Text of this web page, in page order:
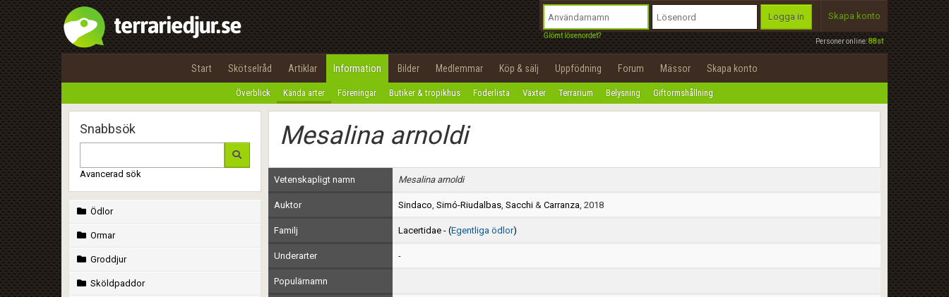
Personer online:88st
Logga in
Glömt lösenordet?
Skapa konto
Start Skötselråd Artiklar Information Bilder Medlemmar Köp & sälj Uppfödning Forum Mässor Skapa konto
Överblick Kända arter Föreningar Butiker & tropikhus Foderlista Växter Terrarium Belysning Giftormshållning
Snabbsök
Avancerad sök
Ödlor
Ormar
Groddjur
Sköldpaddor
Mesalina arnoldi
Vetenskapligt namn Mesalina arnoldi
Auktor Sindaco, Simó-Riudalbas, Sacchi& Carranza, 2018
Familj Lacertidae - (Egentliga ödlor)
Underarter -
Populärnamn
Utför
100%
OK
integritetspolicy
Namn:
Epost:
Användarnamn:
Lösenord:
Privacy Policy
Terms of Service
Begär nytt lösenord
Tillbaka till förstasidan